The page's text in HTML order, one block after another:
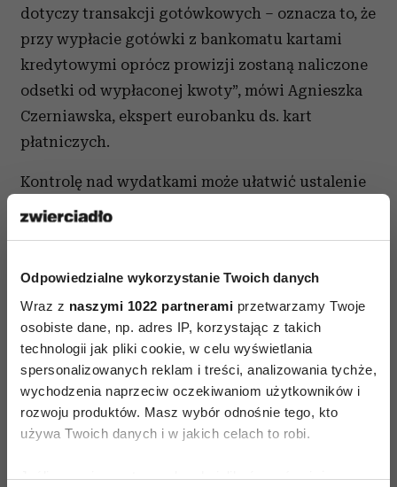
Odpowiedzialne wykorzystanie Twoich danych
Wraz z naszymi 1022 partnerami przetwarzamy Twoje
osobiste dane, np. adres IP, korzystając z takich
technologii jak pliki cookie, w celu wyświetlania
spersonalizowanych reklam i treści, analizowania tychże,
wychodzenia naprzeciw oczekiwaniom użytkowników i
rozwoju produktów. Masz wybór odnośnie tego, kto
używa Twoich danych i w jakich celach to robi.
Jeśli wyrazisz na to zgodę, chcielibyśmy również:
dotyczy transakcji gotówkowych – oznacza to, że
przy wypłacie gotówki z bankomatu kartami
kredytowymi oprócz prowizji zostaną naliczone
odsetki od wypłaconej kwoty”, mówi Agnieszka
Czerniawska, ekspert eurobanku ds. kart
płatniczych.
Kontrolę nad wydatkami może ułatwić ustalenie
dziennego limitu transakcji oraz
automatyczna spłata karty kredytowej – dzięki
niej bank w wymaganym terminie sam pobierze
z konta kwotę na spłatę zadłużenia.